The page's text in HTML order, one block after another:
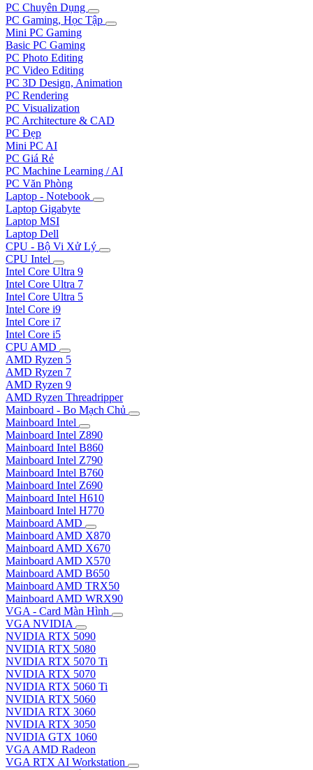
PC Chuyên Dụng
PC Gaming, Học Tập
Mini PC Gaming
Basic PC Gaming
PC Photo Editing
PC Video Editing
PC 3D Design, Animation
PC Rendering
PC Visualization
PC Architecture & CAD
PC Đẹp
Mini PC AI
PC Giá Rẻ
PC Machine Learning / AI
PC Văn Phòng
Laptop - Notebook
Laptop Gigabyte
Laptop MSI
Laptop Dell
CPU - Bộ Vi Xử Lý
CPU Intel
Intel Core Ultra 9
Intel Core Ultra 7
Intel Core Ultra 5
Intel Core i9
Intel Core i7
Intel Core i5
CPU AMD
AMD Ryzen 5
AMD Ryzen 7
AMD Ryzen 9
AMD Ryzen Threadripper
Mainboard - Bo Mạch Chủ
Mainboard Intel
Mainboard Intel Z890
Mainboard Intel B860
Mainboard Intel Z790
Mainboard Intel B760
Mainboard Intel Z690
Mainboard Intel H610
Mainboard Intel H770
Mainboard AMD
Mainboard AMD X870
Mainboard AMD X670
Mainboard AMD X570
Mainboard AMD B650
Mainboard AMD TRX50
Mainboard AMD WRX90
VGA - Card Màn Hình
VGA NVIDIA
NVIDIA RTX 5090
NVIDIA RTX 5080
NVIDIA RTX 5070 Ti
NVIDIA RTX 5070
NVIDIA RTX 5060 Ti
NVIDIA RTX 5060
NVIDIA RTX 3060
NVIDIA RTX 3050
NVIDIA GTX 1060
VGA AMD Radeon
VGA RTX AI Workstation